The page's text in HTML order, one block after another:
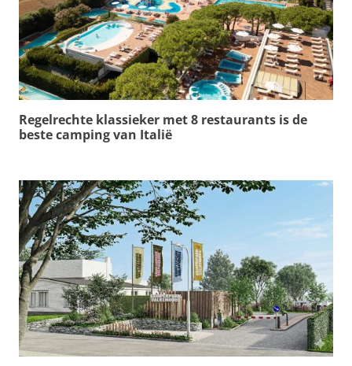
Regelrechte klassieker met 8 restaurants is de
beste camping van Italië